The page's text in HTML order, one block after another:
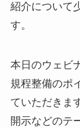
紹介について
す。
本日のウェビ
規程整備のポ
ていただきま
開示などのテ